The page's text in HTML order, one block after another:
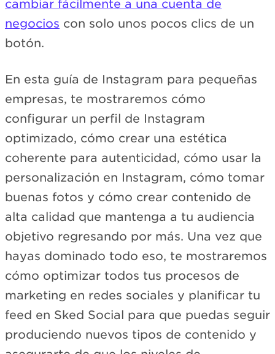
cambiar fácilmente a una cuenta de
negocios con solo unos pocos clics de un
botón.
En esta guía de Instagram para pequeñas
empresas, te mostraremos cómo
configurar un perfil de Instagram
optimizado, cómo crear una estética
coherente para autenticidad, cómo usar la
personalización en Instagram, cómo tomar
buenas fotos y cómo crear contenido de
alta calidad que mantenga a tu audiencia
objetivo regresando por más. Una vez que
hayas dominado todo eso, te mostraremos
cómo optimizar todos tus procesos de
marketing en redes sociales y planificar tu
feed en Sked Social para que puedas seguir
produciendo nuevos tipos de contenido y